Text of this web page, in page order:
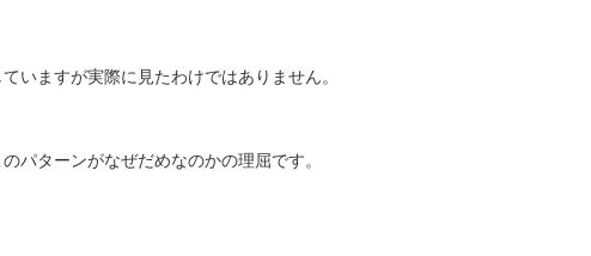
いますが実際に見たわけではありません。
パターンがなぜだめなのかの理屈です。